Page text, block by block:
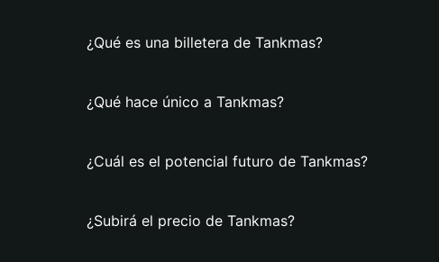
¿Qué es una billetera de Tankmas?
¿Qué hace único a Tankmas?
¿Cuál es el potencial futuro de Tankmas?
¿Subirá el precio de Tankmas?